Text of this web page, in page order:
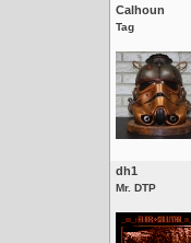
Calhoun
Tag
dh1
Mr. DTP